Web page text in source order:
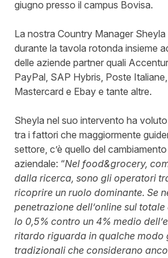
giugno presso il campus Bovisa.
La nostra Country Manager
durante la tavola rotonda insieme
delle aziende partner quali
PayPal, SAP Hybris, Poste
Mastercard e Ebay e tante altre.
Sheyla nel suo intervento ha
tra i fattori che maggiormente
settore, c’è quello del
aziendale: “Nel food&grocery,
dalla ricerca, sono gli operatori
ricoprire un ruolo dominante. Se
penetrazione dell’online sul
lo 0,5% contro un 4% medio
ritardo riguarda in qualche modo
tradizionali che considerano